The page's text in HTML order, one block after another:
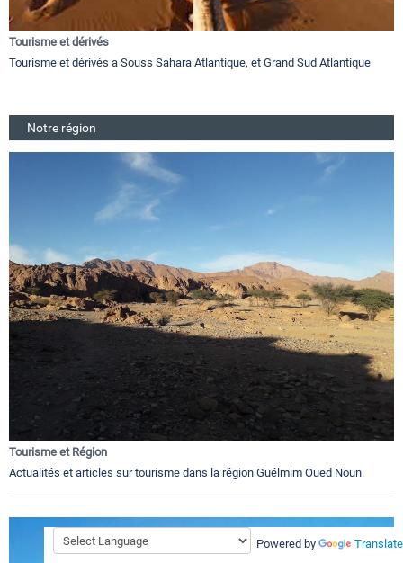
Tourisme et dérivés
Tourisme et dérivés a Souss Sahara Atlantique, et Grand Sud Atlantique
Notre région
Tourisme et Région
Actualités et articles sur tourisme dans la région Guélmim Oued Noun.
Powered by Translate